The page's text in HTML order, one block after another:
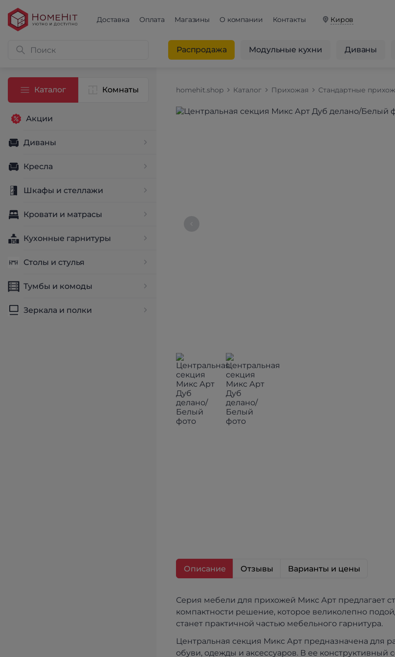
Доставка Оплата Магазины О компании Контакты Киров
Распродажа Модульные кухни Диваны
Каталог Комнаты
Акции
Диваны
Кресла
Шкафы и стеллажи
Кровати и матрасы
Кухонные гарнитуры
Столы и стулья
Тумбы и комоды
Зеркала и полки
homehit.shop Каталог Прихожая Стандартные
Описание Отзывы Варианты и цены
Серия мебели для прихожей Микс Арт предлагает
компактности решение, которое великолепно
станет практичной частью мебельного гарнитура.
Центральная секция Микс Арт предназначена для
обуви, одежды и аксессуаров. В ее конструктивный